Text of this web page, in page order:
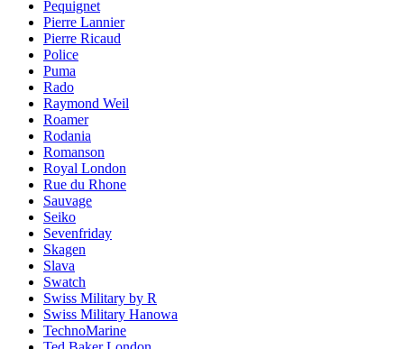
Pequignet
Pierre Lannier
Pierre Ricaud
Police
Puma
Rado
Raymond Weil
Roamer
Rodania
Romanson
Royal London
Rue du Rhone
Sauvage
Seiko
Sevenfriday
Skagen
Slava
Swatch
Swiss Military by R
Swiss Military Hanowa
TechnoMarine